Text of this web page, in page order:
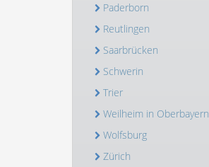
Paderborn
Reutlingen
Saarbrücken
Schwerin
Trier
Weilheim in Oberbayern
Wolfsburg
Zürich